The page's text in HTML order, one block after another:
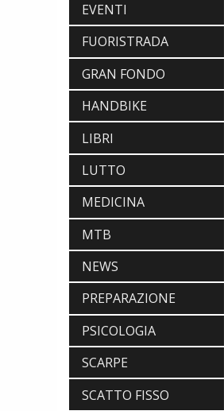
EVENTI
FUORISTRADA
GRAN FONDO
HANDBIKE
LIBRI
LUTTO
MEDICINA
MTB
NEWS
PREPARAZIONE
PSICOLOGIA
SCARPE
SCATTO FISSO
EBIKE
POLINI E-P3+ CAMPIONE DEL MONDO
MORETTINI E FILIPPO COLARUSSO
ALIMENTAZIONE
MODERNO: SCARICA L'E-BOOK